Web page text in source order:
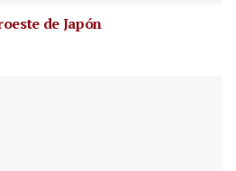
de Japón